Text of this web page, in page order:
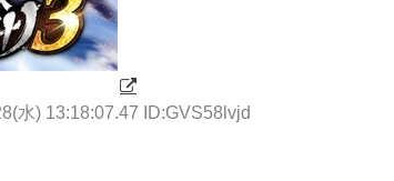
水) 13:18:07.47 ID:GVS58lvjd